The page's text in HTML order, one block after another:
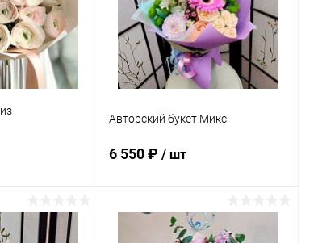
Авторский букет Микс
6 550 ₽/ шт
В корзину